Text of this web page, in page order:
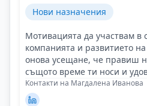
Нови назначения
Мотивацията да участвам в
компанията и развитието
онова усещане, че правиш
същото време ти носи и
Контакти на Магдалена Иванова